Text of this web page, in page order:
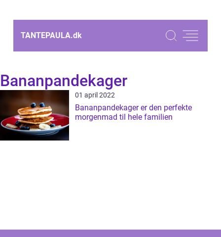
TANTEPAULA.dk
Bananpandekager
01 april 2022
Bananpandekager er den perfekte
morgenmad til hele familien